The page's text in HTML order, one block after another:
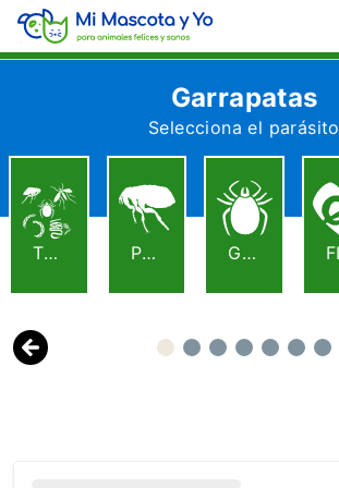
Garrapatas
Selecciona el parásito
Previous
TODOS PULGAS GARRAPATAS